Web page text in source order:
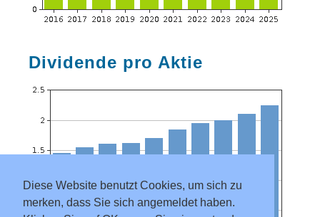
Diese Website benutzt Cookies, um sich zu
merken, dass Sie sich angemeldet haben.
Dividende pro Aktie